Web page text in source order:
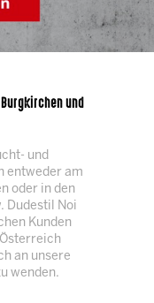
und
und
entweder am
oder in den
Dudestil Noi
Kunden
an unsere
wenden.